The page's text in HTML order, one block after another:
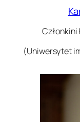
(Uniwersytet